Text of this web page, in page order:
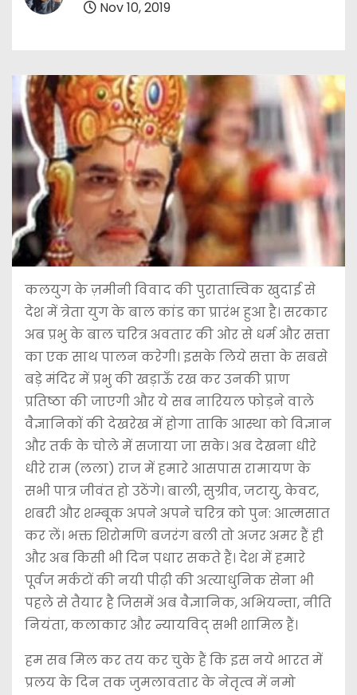
Nov 10, 2019
कलयुग के ज़मीनी विवाद की पुरातात्त्विक खुदाई से
देश में त्रेता युग के बाल कांड का प्रारंभ हुआ है। सरकार
अब प्रभु के बाल चरित्र अवतार की ओर से धर्म और सत्ता
का एक साथ पालन करेगी। इसके लिये सत्ता के सबसे
बड़े मंदिर में प्रभु की खड़ाऊँ रख कर उनकी प्राण
प्रतिष्ठा की जाएगी और ये सब नारियल फोड़ने वाले
वैज्ञानिकों की देखरेख में होगा ताकि आस्था को विज्ञान
और तर्क के चोले में सजाया जा सके। अब देखना धीरे
धीरे राम (लला) राज में हमारे आसपास रामायण के
सभी पात्र जीवंत हो उठेंगे। बाली, सुग्रीव, जटायु, केवट,
शबरी और शम्बूक अपने अपने चरित्र को पुन: आत्मसात
कर लें। भक्त शिरोमणि बजरंग बली तो अजर अमर हैं ही
और अब किसी भी दिन पधार सकते हैं। देश में हमारे
पूर्वज मर्कटों की नयी पीढ़ी की अत्याधुनिक सेना भी
पहले से तैयार है जिसमें अब वैज्ञानिक, अभियन्ता, नीति
नियंता, कलाकार और न्यायविद् सभी शामिल हैं।
हम सब मिल कर तय कर चुके हैं कि इस नये भारत में
प्रलय के दिन तक जुमलावतार के नेतृत्व में नमो